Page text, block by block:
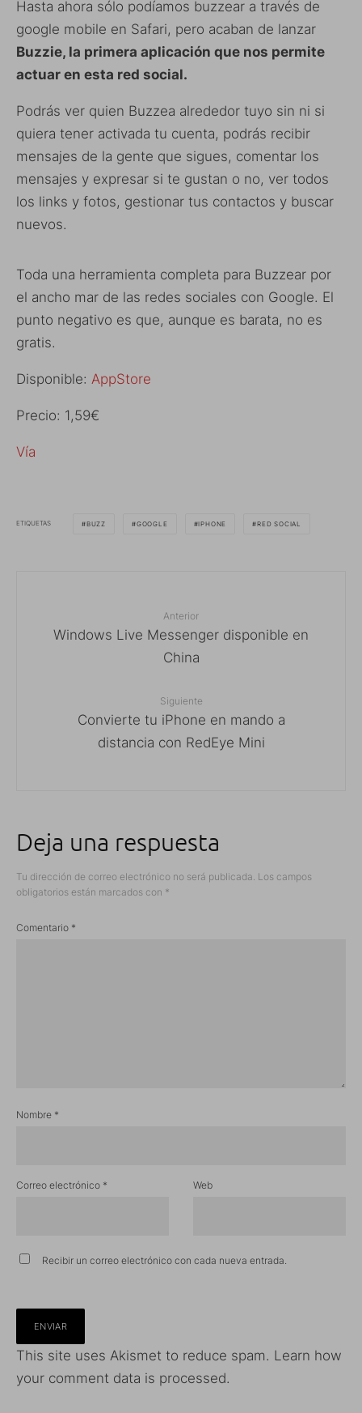
Hasta ahora sólo podíamos buzzear a través de
google mobile en Safari, pero acaban de lanzar
Buzzie, la primera aplicación que nos permite
actuar en esta red social.
Podrás ver quien Buzzea alrededor tuyo sin ni si
quiera tener activada tu cuenta, podrás recibir
mensajes de la gente que sigues, comentar los
mensajes y expresar si te gustan o no, ver todos
los links y fotos, gestionar tus contactos y buscar
nuevos.
Toda una herramienta completa para Buzzear por
el ancho mar de las redes sociales con Google. El
punto negativo es que, aunque es barata, no es
gratis.
Disponible: AppStore
Precio: 1,59€
Vía
ETIQUETAS BUZZ GOOGLE IPHONE RED SOCIAL
Anterior
Windows Live Messenger disponible en
China
Siguiente
Convierte tu iPhone en mando a
distancia con RedEye Mini
Deja una respuesta
Tu dirección de correo electrónico no será publicada. Los campos
obligatorios están marcados con *
Comentario *
Nombre *
Correo electrónico * Web
Recibir un correo electrónico con cada nueva entrada.
This site uses Akismet to reduce spam. Learn how
your comment data is processed.